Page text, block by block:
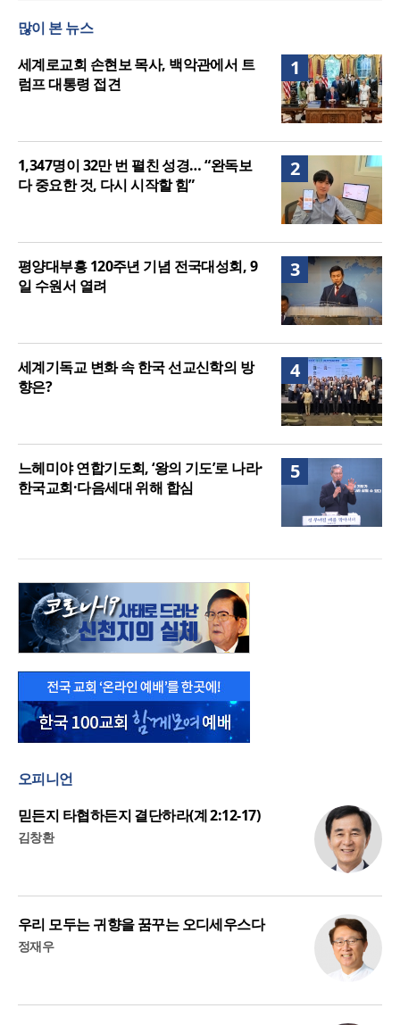
느헤미야 연합기도회, ‘왕의 기도’로 나라·한국교회·다
세기총 “자유를 지키며 하나 된 희망의 미래를 향하
여”
많이 본 뉴스
1
세계로교회 손현보 목사, 백악관에서 트
럼프 대통령 접견
2
1,347명이 32만 번 펼친 성경… “완독보
다 중요한 것, 다시 시작할 힘”
3
평양대부흥 120주년 기념 전국대성회, 9
일 수원서 열려
4
세계기독교 변화 속 한국 선교신학의 방
향은?
5
느헤미야 연합기도회, ‘왕의 기도’로 나라·
한국교회·다음세대 위해 합심
오피니언
믿든지 타협하든지 결단하라(계 2:12-17)
김창환
우리 모두는 귀향을 꿈꾸는 오디세우스다
정재우